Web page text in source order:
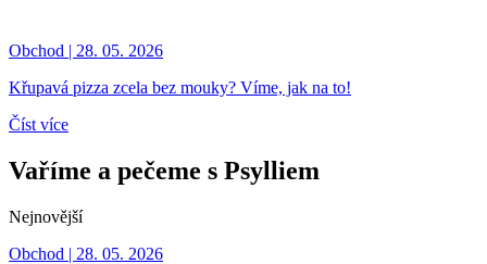
Obchod | 28. 05. 2026
Křupavá pizza zcela bez mouky? Víme, jak na to!
Číst více
Vaříme a pečeme s Psylliem
Nejnovější
Obchod | 28. 05. 2026